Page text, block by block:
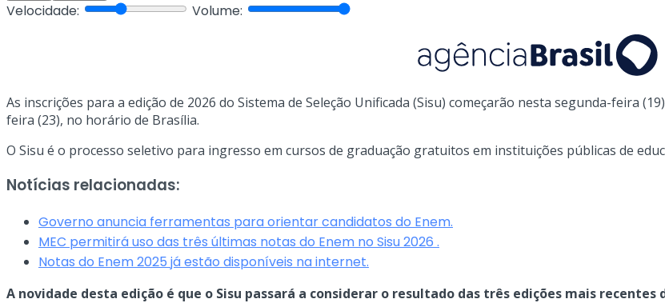
Velocidade: Volume:
As inscrições para a edição de 2026 do Sistema de Seleção Unificada (Sisu) começarão nesta segunda-feira
feira (23), no horário de Brasília.
O Sisu é o processo seletivo para ingresso em cursos de graduação gratuitos em instituições públicas de
Notícias relacionadas:
Governo anuncia ferramentas para orientar candidatos do Enem.
MEC permitirá uso das três últimas notas do Enem no Sisu 2026 .
Notas do Enem 2025 já estão disponíveis na internet.
A novidade desta edição é que o Sisu passará a considerar o resultado das três edições mais recentes